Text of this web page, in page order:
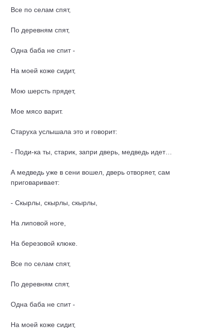
Все по селам спят,
По деревням спят,
Одна баба не спит -
На моей коже сидит,
Мою шерсть прядет,
Мое мясо варит.
Старуха услышала это и говорит:
- Поди-ка ты, старик, запри дверь, медведь идет…
А медведь уже в сени вошел, дверь отворяет, сам
приговаривает:
- Скырлы, скырлы, скырлы,
На липовой ноге,
На березовой клюке.
Все по селам спят,
По деревням спят,
Одна баба не спит -
На моей коже сидит,